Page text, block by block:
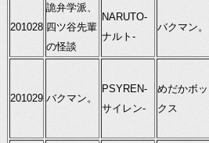
201028
詭弁学派、
四ツ谷先輩
の怪談
NARUTO-
ナルト-
バクマン。
201029 バクマン。
PSYREN-
サイレン-
めだかボッ
クス